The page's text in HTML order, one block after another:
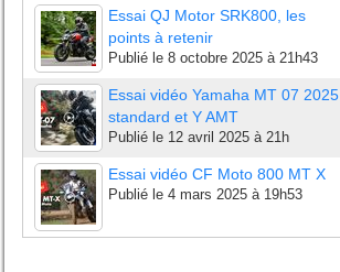
Essai QJ Motor SRK800, les
points à retenir
Publié le 8 octobre 2025 à 21h43
Essai vidéo Yamaha MT 07 2025
standard et Y AMT
Publié le 12 avril 2025 à 21h
Essai vidéo CF Moto 800 MT X
Publié le 4 mars 2025 à 19h53